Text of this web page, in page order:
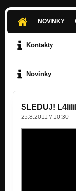
NOVINKY
Kontakty
Novinky
SLEDUJ!
25.8.2011 v 10:30